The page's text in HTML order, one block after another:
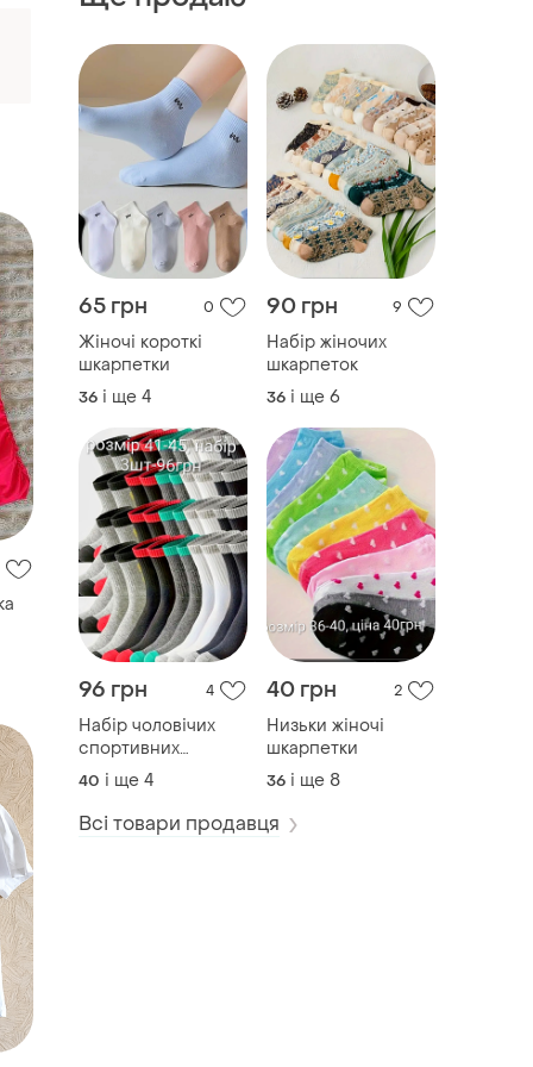
65 грн 0
Жіночі короткі
шкарпетки
36 і ще 4
90 грн 9
Набір жіночих
шкарпеток
36 і ще 6
96 грн 4
Набір чоловічих
спортивних
шкарпеток
40 і ще 4
40 грн 2
Низьки жіночі
шкарпетки
36 і ще 8
Всі товари продавця